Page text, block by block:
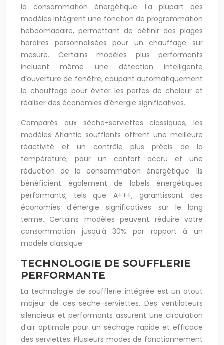
la consommation énergétique. La plupart des
modèles intègrent une fonction de programmation
hebdomadaire, permettant de définir des plages
horaires personnalisées pour un chauffage sur
mesure. Certains modèles plus performants
incluent même une détection intelligente
d’ouverture de fenêtre, coupant automatiquement
le chauffage pour éviter les pertes de chaleur et
réaliser des économies d’énergie significatives.
Comparés aux sèche-serviettes classiques, les
modèles Atlantic soufflants offrent une meilleure
réactivité et un contrôle plus précis de la
température, pour un confort accru et une
réduction de la consommation énergétique. Ils
bénéficient également de labels énergétiques
performants, tels que A+++, garantissant des
économies d’énergie significatives sur le long
terme. Certains modèles peuvent réduire votre
consommation jusqu’à 30% par rapport à un
modèle classique.
TECHNOLOGIE DE SOUFFLERIE
PERFORMANTE
La technologie de soufflerie intégrée est un atout
majeur de ces sèche-serviettes. Des ventilateurs
silencieux et performants assurent une circulation
d’air optimale pour un séchage rapide et efficace
des serviettes. Plusieurs modes de fonctionnement